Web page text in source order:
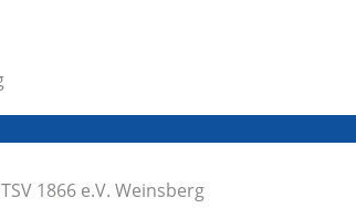
TSV 1866 e.V. Weinsberg